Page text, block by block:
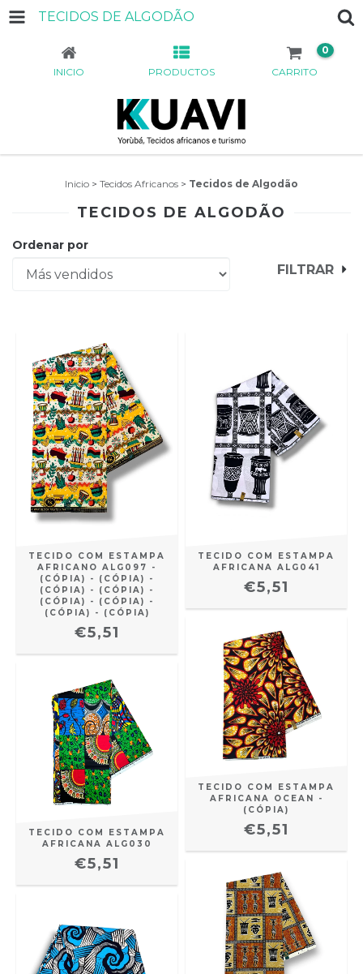
TECIDOS DE ALGODÃO
INICIO PRODUCTOS CARRITO
0
Inicio > Tecidos Africanos > Tecidos de Algodão
TECIDOS DE ALGODÃO
Ordenar por
FILTRAR
TECIDO COM ESTAMPA
AFRICANO ALG097 -
(CÓPIA) - (CÓPIA) -
(CÓPIA) - (CÓPIA) -
(CÓPIA) - (CÓPIA) -
(CÓPIA) - (CÓPIA)
€5,51
TECIDO COM ESTAMPA
AFRICANA ALG041
€5,51
TECIDO COM ESTAMPA
AFRICANA ALG030
€5,51
TECIDO COM ESTAMPA
AFRICANA OCEAN -
(CÓPIA)
€5,51